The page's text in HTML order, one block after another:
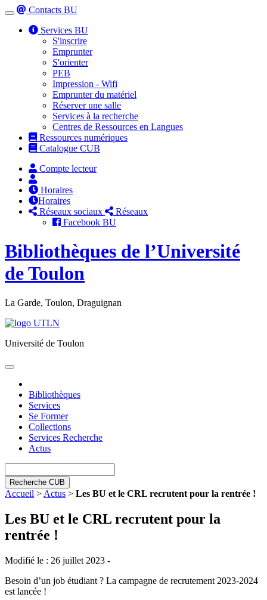
Toggle
navigation
Contacts BU
Services BU
S'inscrire
Emprunter
S'orienter
PEB
Impression - Wifi
Emprunter du matériel
Réserver une salle
Services à la recherche
Centres de Ressources en Langues
Ressources numériques
Catalogue CUB
Compte lecteur
Horaires
Horaires
Réseaux sociaux
Réseaux
Facebook BU
Bibliothèques de l’Université
de Toulon
La Garde, Toulon, Draguignan
Université de Toulon
Toggle
Bibliothèques
Services
Se Former
Collections
Services Recherche
Actus
Recherche CUB
Accueil > Actus > Les BU et le CRL recrutent pour la rentrée !
Les BU et le CRL recrutent pour la
rentrée !
Modifié le : 26 juillet 2023 -
Besoin d’un job étudiant ? La campagne de recrutement 2023-2024
est lancée !